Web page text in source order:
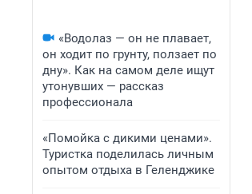
«Водолаз — он не плавает,
он ходит по грунту, ползает по
дну». Как на самом деле ищут
утонувших — рассказ
профессионала
«Помойка с дикими ценами».
Туристка поделилась личным
опытом отдыха в Геленджике